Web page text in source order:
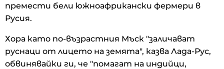
премести бели южноафрикански фермери в
Русия.
Хора като по-възрастния Мъск "заличават
руснаци от лицето на земята", казва Лада-Рус,
обвинявайки ги, че "помагат на индийци,